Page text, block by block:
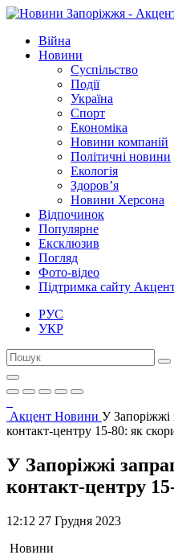
Війна
Новини
Суспільство
Події
Україна
Спорт
Економіка
Новини компаній
Політичні новини
Екологія
Здоров’я
Новини Херсона
Відпочинок
Популярне
Ексклюзив
Погляд
Фото-відео
Підтримка сайту
РУС
УКР
Акцент Новини У Запоріжжі
контакт-центру 15-80: як
У Запоріжжі
контакт-центру
12:12 27 Грудня 2023
Новини